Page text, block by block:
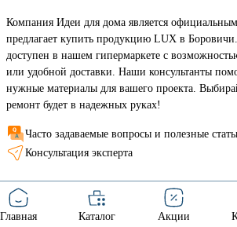
Компания Идеи для дома является
предлагает купить продукцию LUX в
доступен в нашем гипермаркете с
или удобной доставки. Наши консультанты
нужные материалы для вашего проекта.
ремонт будет в надежных руках!
Часто задаваемые вопросы и полезные
Консультация эксперта
Главная Каталог Акции